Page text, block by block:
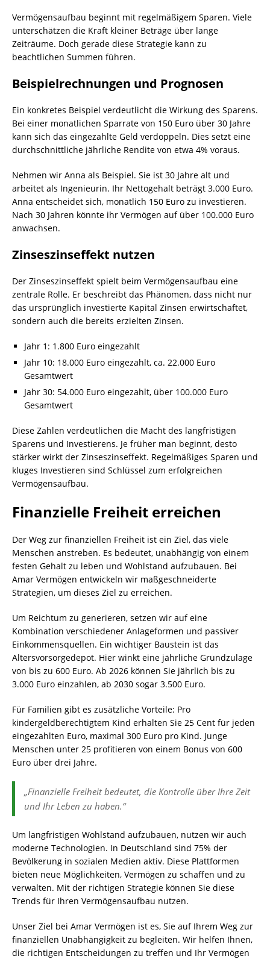
Vermögensaufbau beginnt mit regelmäßigem Sparen. Viele
unterschätzen die Kraft kleiner Beträge über lange
Zeiträume. Doch gerade diese Strategie kann zu
beachtlichen Summen führen.
Beispielrechnungen und Prognosen
Ein konkretes Beispiel verdeutlicht die Wirkung des Sparens.
Bei einer monatlichen Sparrate von 150 Euro über 30 Jahre
kann sich das eingezahlte Geld verdoppeln. Dies setzt eine
durchschnittliche jährliche Rendite von etwa 4% voraus.
Nehmen wir Anna als Beispiel. Sie ist 30 Jahre alt und
arbeitet als Ingenieurin. Ihr Nettogehalt beträgt 3.000 Euro.
Anna entscheidet sich, monatlich 150 Euro zu investieren.
Nach 30 Jahren könnte ihr Vermögen auf über 100.000 Euro
anwachsen.
Zinseszinseffekt nutzen
Der Zinseszinseffekt spielt beim Vermögensaufbau eine
zentrale Rolle. Er beschreibt das Phänomen, dass nicht nur
das ursprünglich investierte Kapital Zinsen erwirtschaftet,
sondern auch die bereits erzielten Zinsen.
Jahr 1: 1.800 Euro eingezahlt
Jahr 10: 18.000 Euro eingezahlt, ca. 22.000 Euro
Gesamtwert
Jahr 30: 54.000 Euro eingezahlt, über 100.000 Euro
Gesamtwert
Diese Zahlen verdeutlichen die Macht des langfristigen
Sparens und Investierens. Je früher man beginnt, desto
stärker wirkt der Zinseszinseffekt. Regelmäßiges Sparen und
kluges Investieren sind Schlüssel zum erfolgreichen
Vermögensaufbau.
Finanzielle Freiheit erreichen
Der Weg zur finanziellen Freiheit ist ein Ziel, das viele
Menschen anstreben. Es bedeutet, unabhängig von einem
festen Gehalt zu leben und Wohlstand aufzubauen. Bei
Amar Vermögen entwickeln wir maßgeschneiderte
Strategien, um dieses Ziel zu erreichen.
Um Reichtum zu generieren, setzen wir auf eine
Kombination verschiedener Anlageformen und passiver
Einkommensquellen. Ein wichtiger Baustein ist das
Altersvorsorgedepot. Hier winkt eine jährliche Grundzulage
von bis zu 600 Euro. Ab 2026 können Sie jährlich bis zu
3.000 Euro einzahlen, ab 2030 sogar 3.500 Euro.
Für Familien gibt es zusätzliche Vorteile: Pro
kindergeldberechtigtem Kind erhalten Sie 25 Cent für jeden
eingezahlten Euro, maximal 300 Euro pro Kind. Junge
Menschen unter 25 profitieren von einem Bonus von 600
Euro über drei Jahre.
„Finanzielle Freiheit bedeutet, die Kontrolle über Ihre Zeit
und Ihr Leben zu haben.“
Um langfristigen Wohlstand aufzubauen, nutzen wir auch
moderne Technologien. In Deutschland sind 75% der
Bevölkerung in sozialen Medien aktiv. Diese Plattformen
bieten neue Möglichkeiten, Vermögen zu schaffen und zu
verwalten. Mit der richtigen Strategie können Sie diese
Trends für Ihren Vermögensaufbau nutzen.
Unser Ziel bei Amar Vermögen ist es, Sie auf Ihrem Weg zur
finanziellen Unabhängigkeit zu begleiten. Wir helfen Ihnen,
die richtigen Entscheidungen zu treffen und Ihr Vermögen